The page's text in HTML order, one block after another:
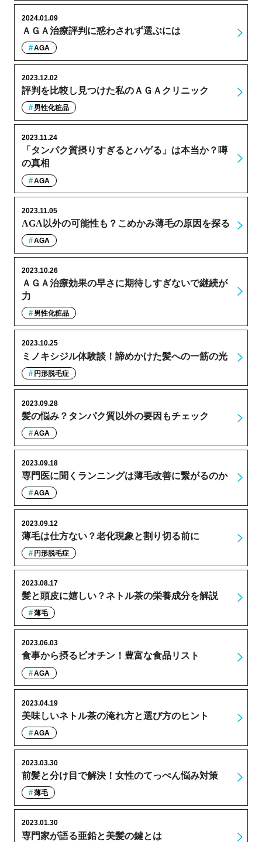
ＡＧＡ治療評判に惑わされず選ぶには
2024.01.09
AGA
評判を比較し見つけた私のＡＧＡクリニック
2023.12.02
男性化粧品
「タンパク質摂りすぎるとハゲる」は本当か？噂
の真相
2023.11.24
AGA
AGA以外の可能性も？こめかみ薄毛の原因を探る
2023.11.05
AGA
ＡＧＡ治療効果の早さに期待しすぎないで継続が
力
2023.10.26
男性化粧品
ミノキシジル体験談！諦めかけた髪への一筋の光
2023.10.25
円形脱毛症
髪の悩み？タンパク質以外の要因もチェック
2023.09.28
AGA
専門医に聞くランニングは薄毛改善に繋がるのか
2023.09.18
AGA
薄毛は仕方ない？老化現象と割り切る前に
2023.09.12
円形脱毛症
髪と頭皮に嬉しい？ネトル茶の栄養成分を解説
2023.08.17
薄毛
食事から摂るビオチン！豊富な食品リスト
2023.06.03
AGA
美味しいネトル茶の淹れ方と選び方のヒント
2023.04.19
AGA
前髪と分け目で解決！女性のてっぺん悩み対策
2023.03.30
薄毛
専門家が語る亜鉛と美髪の鍵とは
2023.01.30